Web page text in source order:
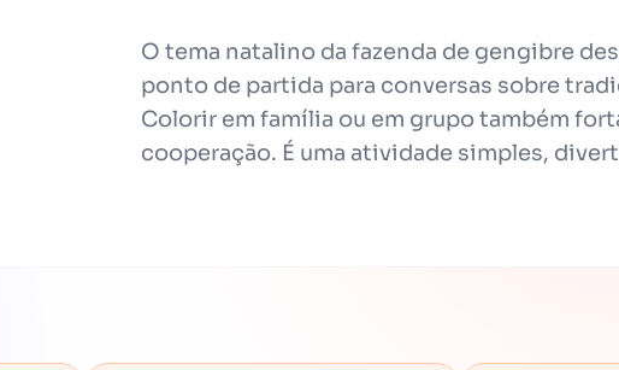
O tema natalino da fazenda de gengibre
ponto de partida para conversas sobre
Colorir em família ou em grupo também
cooperação. É uma atividade simples,